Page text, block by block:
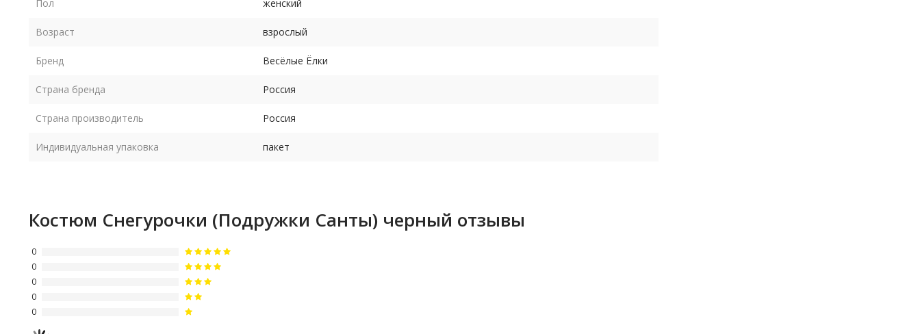
Пол женский
Возраст взрослый
Бренд Весёлые Ёлки
Страна бренда Россия
Страна производитель Россия
Индивидуальная упаковка пакет
Костюм Снегурочки (Подружки Санты) черный отзывы
0
0
0
0
0